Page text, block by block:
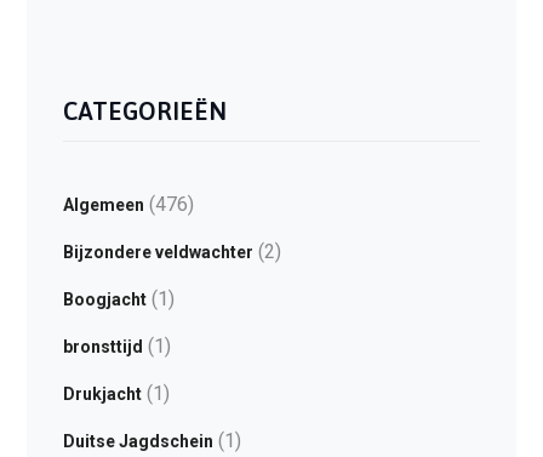
CATEGORIEËN
Algemeen (476)
Bijzondere veldwachter (2)
Boogjacht(1)
bronsttijd (1)
Drukjacht(1)
Duitse Jagdschein (1)